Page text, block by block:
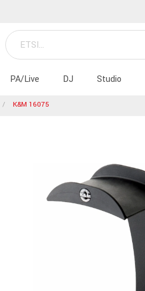
PA/Live DJ Studio
K&M 16075